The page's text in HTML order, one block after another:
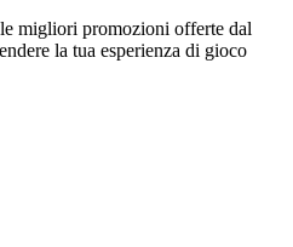
migliori promozioni offerte dal
la tua esperienza di gioco